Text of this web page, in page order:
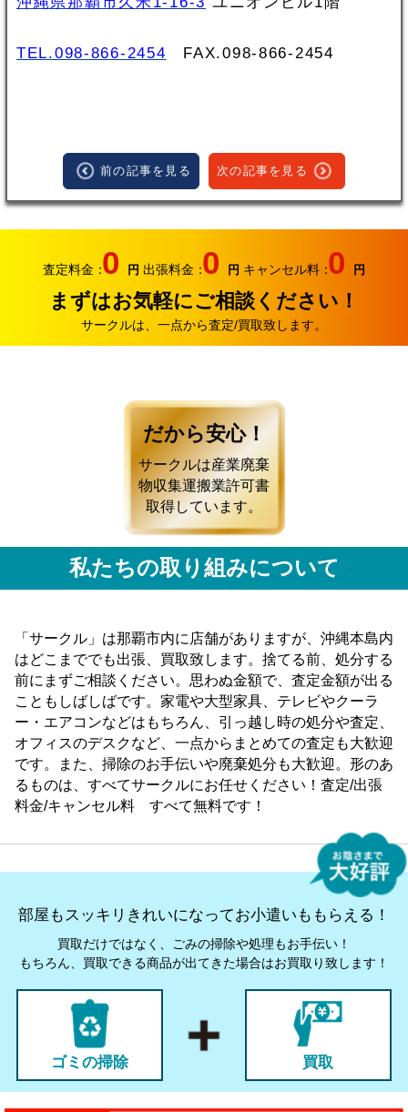
TEL.098-866-2454 FAX.098‐866‐2454
前の記事を見る 次の記事を見る
査定料金：0 円 出張料金：0 円 キャンセル料：0 円
まずはお気軽にご相談ください！
サークルは、一点から査定/買取致します。
だから安心！
サークルは産業廃棄
物収集運搬業許可書
取得しています。
私たちの取り組みについて
「サークル」は那覇市内に店舗がありますが、沖縄本島内
はどこまででも出張、買取致します。捨てる前、処分する
前にまずご相談ください。思わぬ金額で、査定金額が出る
こともしばしばです。家電や大型家具、テレビやクーラ
ー・エアコンなどはもちろん、引っ越し時の処分や査定、
オフィスのデスクなど、一点からまとめての査定も大歓迎
です。また、掃除のお手伝いや廃棄処分も大歓迎。形のあ
るものは、すべてサークルにお任せください！査定/出張
料金/キャンセル料 すべて無料です！
部屋もスッキリきれいになってお小遣いももらえる！
買取だけではなく、ごみの掃除や処理もお手伝い！
もちろん、買取できる商品が出てきた場合はお買取り致します！
ゴミの掃除 買取